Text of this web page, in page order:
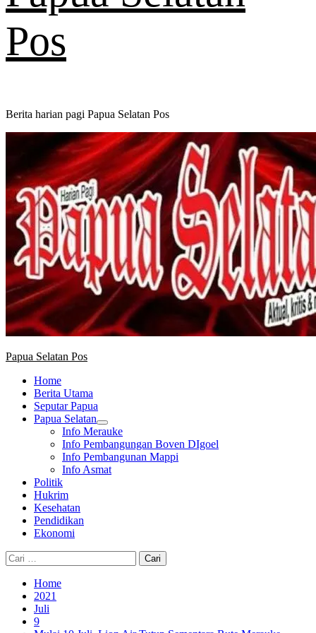
Pos
Berita harian pagi Papua Selatan Pos
Primary
Papua Selatan Pos
Home
Berita Utama
Seputar Papua
Papua Selatan
Info Merauke
Info Pembangungan Boven DIgoel
Info Pembangunan Mappi
Info Asmat
Politik
Hukrim
Kesehatan
Pendidikan
Ekonomi
Cari
untuk:
Home
2021
Juli
9